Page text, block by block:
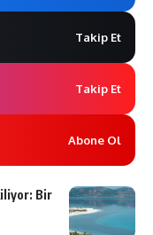
Takip Et
Takip Et
Abone Ol
Bir